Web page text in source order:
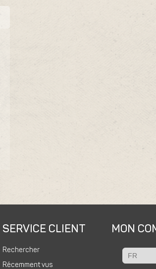
SERVICE CLIENT
Rechercher
Récemment vus
MON